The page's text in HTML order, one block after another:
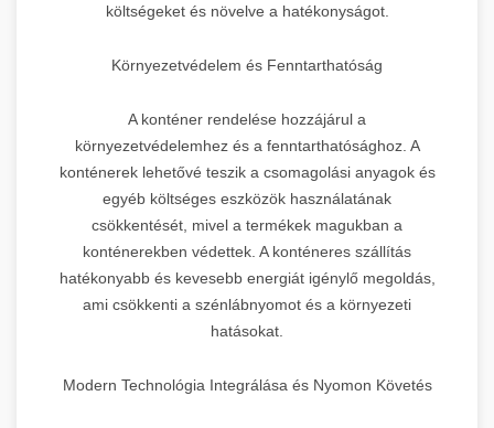
költségeket és növelve a hatékonyságot.
Környezetvédelem és Fenntarthatóság
A konténer rendelése hozzájárul a
környezetvédelemhez és a fenntarthatósághoz. A
konténerek lehetővé teszik a csomagolási anyagok és
egyéb költséges eszközök használatának
csökkentését, mivel a termékek magukban a
konténerekben védettek. A konténeres szállítás
hatékonyabb és kevesebb energiát igénylő megoldás,
ami csökkenti a szénlábnyomot és a környezeti
hatásokat.
Modern Technológia Integrálása és Nyomon Követés